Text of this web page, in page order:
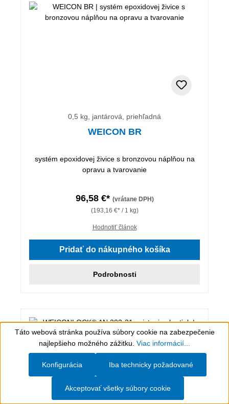
0,5 kg, jantárová, priehľadná
WEICON BR
systém epoxidovej živice s bronzovou náplňou na
opravu a tvarovanie
96,58 €* (vrátane DPH)
(193,16 €* / 1 kg)
Hodnotiť článok
Pridať do nákupného košíka
Podrobnosti
Show toolbar
Táto webová stránka používa súbory cookie na zabezpečenie
najlepšieho možného zážitku. Viac informácií...
Iba technicky požadované
Konfigurácia
Akceptovať všetky súbory cookie